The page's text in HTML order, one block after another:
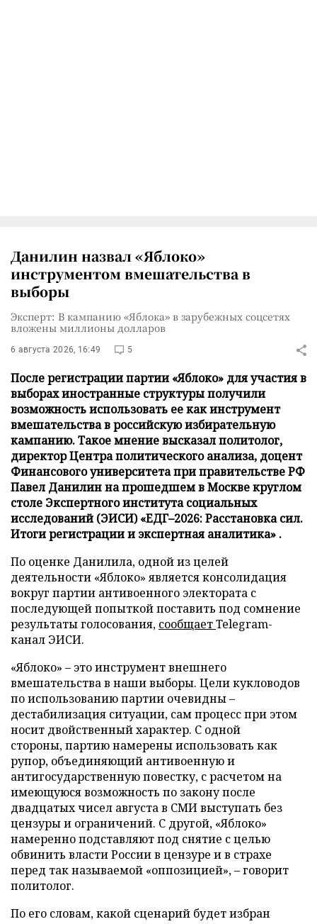
Данилин назвал «Яблоко»
инструментом вмешательства в
выборы
Эксперт: В кампанию «Яблока» в зарубежных соцсетях
вложены миллионы долларов
6 августа 2026, 16:49 5
После регистрации партии «Яблоко» для участия в
выборах иностранные структуры получили
возможность использовать ее как инструмент
вмешательства в российскую избирательную
кампанию. Такое мнение высказал политолог,
директор Центра политического анализа, доцент
Финансового университета при правительстве РФ
Павел Данилин на прошедшем в Москве круглом
столе Экспертного института социальных
исследований (ЭИСИ) «ЕДГ–2026: Расстановка сил.
Итоги регистрации и экспертная аналитика» .
По оценке Данилила, одной из целей
деятельности «Яблоко» является консолидация
вокруг партии антивоенного электората с
последующей попыткой поставить под сомнение
результаты голосования, сообщаетTelegram-
канал ЭИСИ.
«Яблоко» – это инструмент внешнего
вмешательства в наши выборы. Цели кукловодов
по использованию партии очевидны –
дестабилизация ситуации, сам процесс при этом
носит двойственный характер. С одной
стороны, партию намерены использовать как
рупор, объединяющий антивоенную и
антигосударственную повестку, с расчетом на
имеющуюся возможность по закону после
двадцатых чисел августа в СМИ выступать без
цензуры и ограничений. С другой, «Яблоко»
намеренно подставляют под снятие с целью
обвинить власти России в цензуре и в страхе
перед так называемой «оппозицией», – говорит
политолог.
По его словам, какой сценарий будет избран